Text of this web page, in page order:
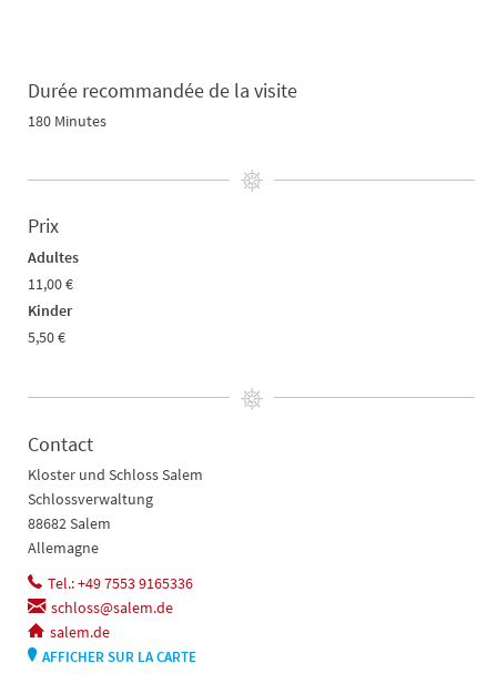
Durée recommandée de la visite
180 Minutes
Prix
Adultes
11,00 €
Kinder
5,50 €
Contact
Kloster und Schloss Salem
Schlossverwaltung
88682 Salem
Allemagne
Tel.: +49 7553 9165336
schloss@salem.de
salem.de
AFFICHER SUR LA CARTE